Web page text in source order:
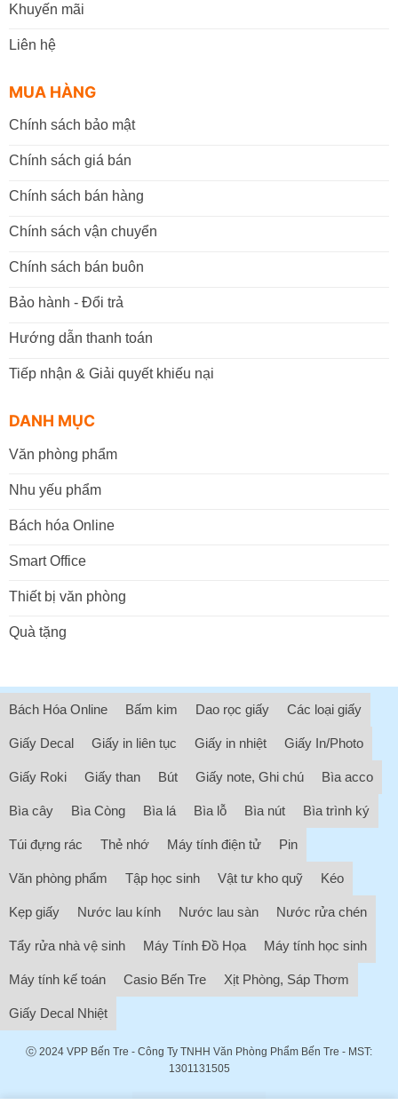
Khuyến mãi
Liên hệ
MUA HÀNG
Chính sách bảo mật
Chính sách giá bán
Chính sách bán hàng
Chính sách vận chuyển
Chính sách bán buôn
Bảo hành - Đổi trả
Hướng dẫn thanh toán
Tiếp nhận & Giải quyết khiếu nại
DANH MỤC
Văn phòng phẩm
Nhu yếu phẩm
Bách hóa Online
Smart Office
Thiết bị văn phòng
Quà tặng
Bách Hóa Online Bấm kim Dao rọc giấy Các loại giấy
Giấy Decal Giấy in liên tục Giấy in nhiệt Giấy In/Photo
Giấy Roki Giấy than Bút Giấy note, Ghi chú Bìa acco
Bìa cây Bìa Còng Bìa lá Bìa lỗ Bìa nút Bìa trình ký
Túi đựng rác Thẻ nhớ Máy tính điện tử Pin
Văn phòng phẩm Tập học sinh Vật tư kho quỹ Kéo
Kẹp giấy Nước lau kính Nước lau sàn Nước rửa chén
Tẩy rửa nhà vệ sinh Máy Tính Đồ Họa Máy tính học sinh
Máy tính kế toán Casio Bến Tre Xịt Phòng, Sáp Thơm
Giấy Decal Nhiệt
ⓒ 2024 VPP Bến Tre - Công Ty TNHH Văn Phòng Phẩm Bến Tre - MST:
1301131505